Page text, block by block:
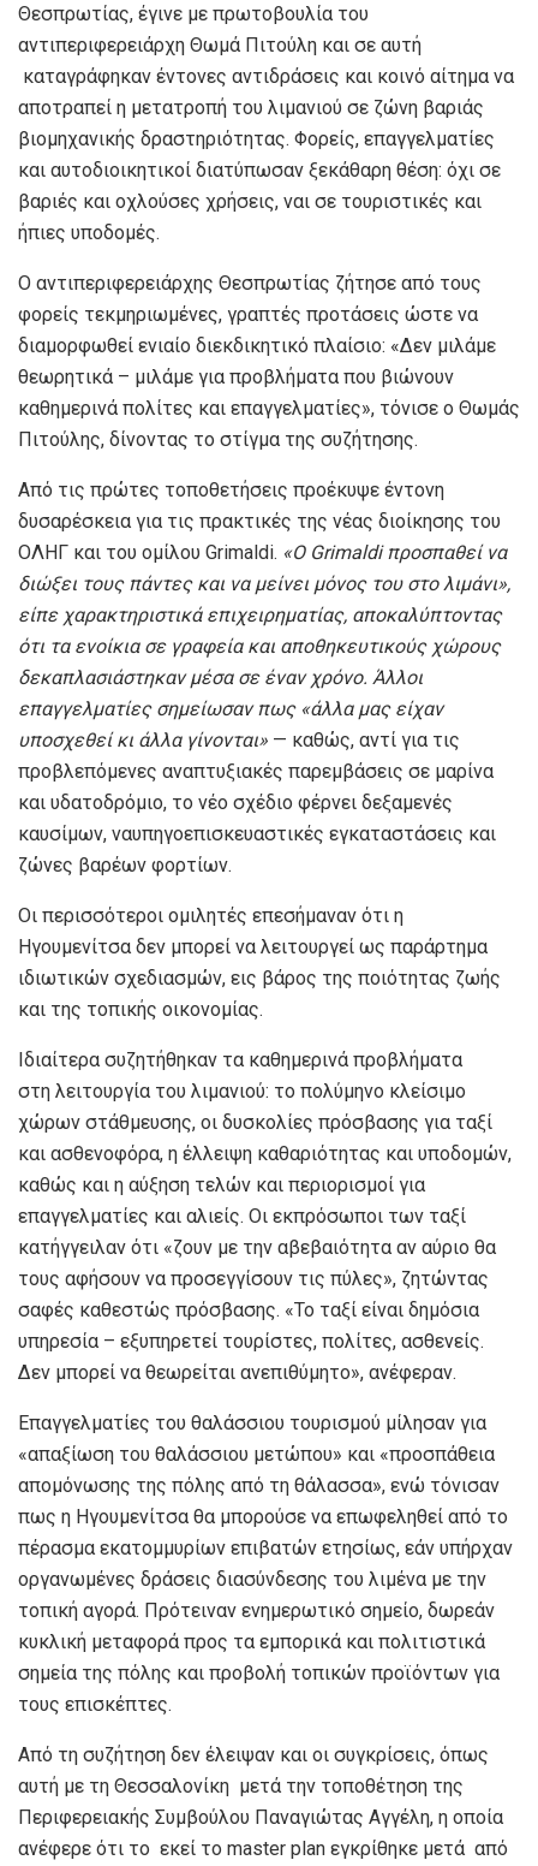
Θεσπρωτίας, έγινε με πρωτοβουλία του
αντιπεριφερειάρχη Θωμά Πιτούλη και σε αυτή
καταγράφηκαν έντονες αντιδράσεις και κοινό αίτημα να
αποτραπεί η μετατροπή του λιμανιού σε ζώνη βαριάς
βιομηχανικής δραστηριότητας. Φορείς, επαγγελματίες
και αυτοδιοικητικοί διατύπωσαν ξεκάθαρη θέση: όχι σε
βαριές και οχλούσες χρήσεις, ναι σε τουριστικές και
ήπιες υποδομές.
Ο αντιπεριφερειάρχης Θεσπρωτίας ζήτησε από τους
φορείς τεκμηριωμένες, γραπτές προτάσεις ώστε να
διαμορφωθεί ενιαίο διεκδικητικό πλαίσιο: «Δεν μιλάμε
θεωρητικά – μιλάμε για προβλήματα που βιώνουν
καθημερινά πολίτες και επαγγελματίες», τόνισε ο Θωμάς
Πιτούλης, δίνοντας το στίγμα της συζήτησης.
Από τις πρώτες τοποθετήσεις προέκυψε έντονη
δυσαρέσκεια για τις πρακτικές της νέας διοίκησης του
ΟΛΗΓ και του ομίλου Grimaldi. «Ο Grimaldiπροσπαθεί να
διώξει τους πάντες και να μείνει μόνος του στο λιμάνι»,
είπε χαρακτηριστικά επιχειρηματίας, αποκαλύπτοντας
ότι τα ενοίκια σε γραφεία και αποθηκευτικούς χώρους
δεκαπλασιάστηκαν μέσα σε έναν χρόνο. Άλλοι
επαγγελματίες σημείωσαν πως «άλλα μας είχαν
υποσχεθεί κι άλλα γίνονται» — καθώς, αντί για τις
προβλεπόμενες αναπτυξιακές παρεμβάσεις σε μαρίνα
και υδατοδρόμιο, το νέο σχέδιο φέρνει δεξαμενές
καυσίμων, ναυπηγοεπισκευαστικές εγκαταστάσεις και
ζώνες βαρέων φορτίων.
Οι περισσότεροι ομιλητές επεσήμαναν ότι η
Ηγουμενίτσα δεν μπορεί να λειτουργεί ως παράρτημα
ιδιωτικών σχεδιασμών, εις βάρος της ποιότητας ζωής
και της τοπικής οικονομίας.
Ιδιαίτερα συζητήθηκαν τα καθημερινά προβλήματα
στη λειτουργία του λιμανιού: το πολύμηνο κλείσιμο
χώρων στάθμευσης, οι δυσκολίες πρόσβασης για ταξί
και ασθενοφόρα, η έλλειψη καθαριότητας και υποδομών,
καθώς και η αύξηση τελών και περιορισμοί για
επαγγελματίες και αλιείς. Οι εκπρόσωποι των ταξί
κατήγγειλαν ότι «ζουν με την αβεβαιότητα αν αύριο θα
τους αφήσουν να προσεγγίσουν τις πύλες», ζητώντας
σαφές καθεστώς πρόσβασης. «Το ταξί είναι δημόσια
υπηρεσία – εξυπηρετεί τουρίστες, πολίτες, ασθενείς.
Δεν μπορεί να θεωρείται ανεπιθύμητο», ανέφεραν.
Επαγγελματίες του θαλάσσιου τουρισμού μίλησαν για
«απαξίωση του θαλάσσιου μετώπου» και «προσπάθεια
απομόνωσης της πόλης από τη θάλασσα», ενώ τόνισαν
πως η Ηγουμενίτσα θα μπορούσε να επωφεληθεί από το
πέρασμα εκατομμυρίων επιβατών ετησίως, εάν υπήρχαν
οργανωμένες δράσεις διασύνδεσης του λιμένα με την
τοπική αγορά. Πρότειναν ενημερωτικό σημείο, δωρεάν
κυκλική μεταφορά προς τα εμπορικά και πολιτιστικά
σημεία της πόλης και προβολή τοπικών προϊόντων για
τους επισκέπτες.
Από τη συζήτηση δεν έλειψαν και οι συγκρίσεις, όπως
αυτή με τη Θεσσαλονίκη μετά την τοποθέτηση της
Περιφερειακής Συμβούλου Παναγιώτας Αγγέλη, η οποία
ανέφερε ότι το εκεί το master plan εγκρίθηκε μετά από